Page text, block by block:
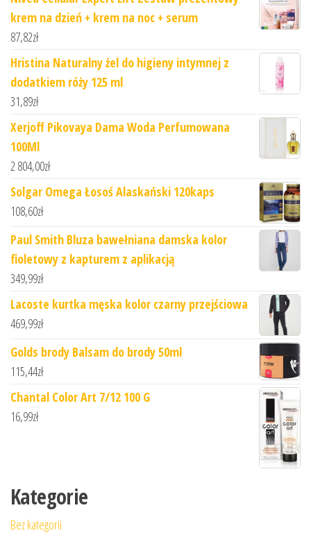
krem na dzień + krem na noc + serum
87,82zł
Hristina Naturalny żel do higieny intymnej z
dodatkiem róży 125 ml
31,89zł
Xerjoff Pikovaya Dama Woda Perfumowana
100Ml
2 804,00zł
Solgar Omega Łosoś Alaskański 120kaps
108,60zł
Paul Smith Bluza bawełniana damska kolor
fioletowy z kapturem z aplikacją
349,99zł
Lacoste kurtka męska kolor czarny przejściowa
469,99zł
Golds brody Balsam do brody 50ml
115,44zł
Chantal Color Art 7/12 100 G
16,99zł
Kategorie
Bez kategorii